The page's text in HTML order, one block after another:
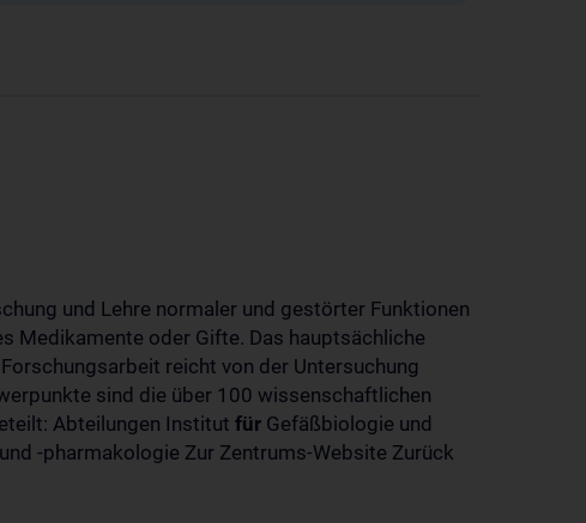
und Lehre normaler und gestörter Funktionen
Medikamente oder Gifte. Das hauptsächliche
reicht von der Untersuchung
sind die über 100 wissenschaftlichen
Abteilungen Institut für Gefäßbiologie und
-pharmakologie Zur Zentrums-Website Zurück